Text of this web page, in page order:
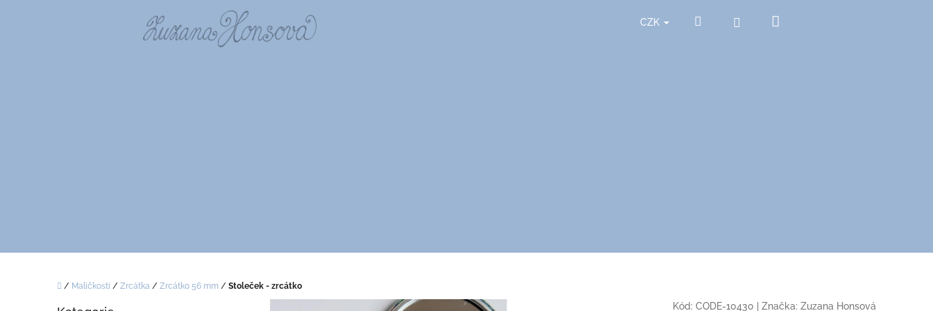
CZK Hledat Přihlášení
Domů
/ Maličkosti / Zrcátka / Zrcátko 56 mm / Stoleček - zrcátko
Kód: CODE-10430 Značka: Zuzana Honsová